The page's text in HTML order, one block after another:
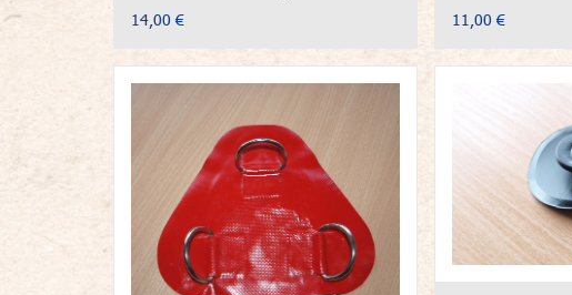
14,00 €
11,00 €